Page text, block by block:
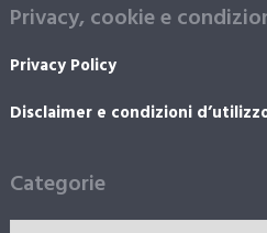
Privacy, cookie e
Privacy Policy
Disclaimer e condizioni
Categorie